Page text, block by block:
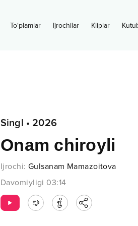
To‘plamlar Ijrochilar Kliplar
Singl • 2026
Onam chiroyli
Ijrochi: Gulsanam Mamazoitova
Davomiyligi 03:14